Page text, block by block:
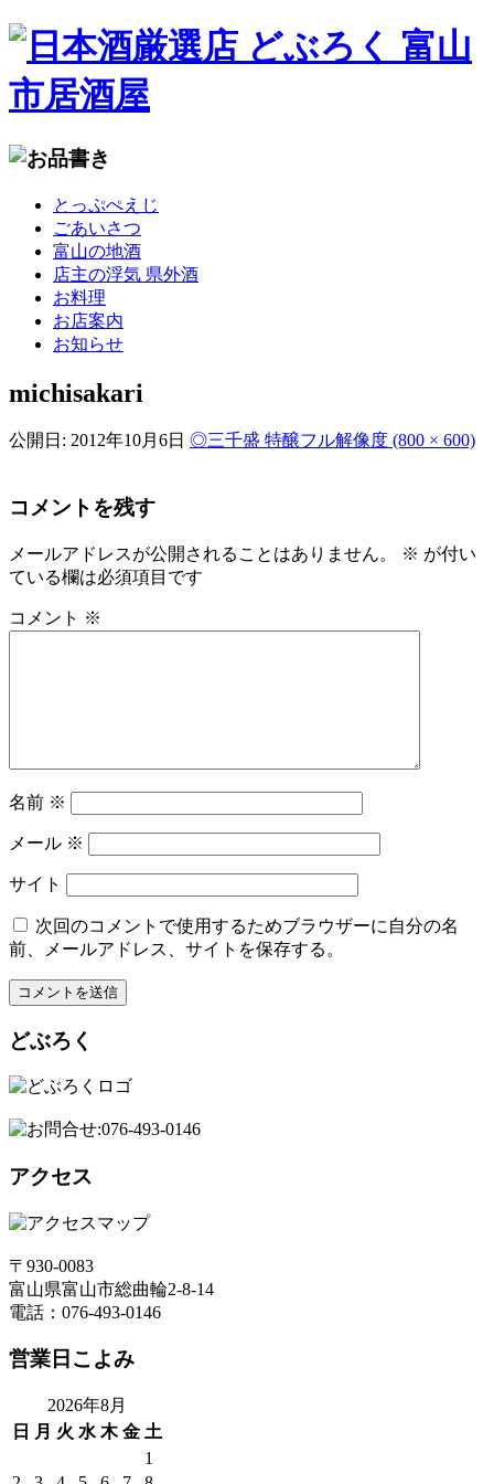
とっぷぺえじ
ごあいさつ
富山の地酒
店主の浮気 県外酒
お料理
お店案内
お知らせ
michisakari
公開日: 2012年10月6日 ◎三千盛 特醸フル解像度 (800 × 600)
コメントを残す
メールアドレスが公開されることはありません。 ※ が付い
ている欄は必須項目です
コメント ※
名前 ※
メール ※
サイト
次回のコメントで使用するためブラウザーに自分の名
前、メールアドレス、サイトを保存する。
どぶろく
アクセス
〒930-0083
富山県富山市総曲輪2-8-14
電話：076-493-0146
営業日こよみ
2026年8月
日
月 火 水 木 金 土
1